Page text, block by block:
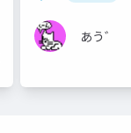
あう゛